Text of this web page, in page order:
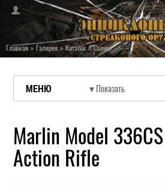
Главная»Галерея»Каталог»Схемы
МЕНЮ
Marlin Model
Action Rifle